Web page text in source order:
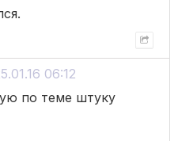
06:12
по теме штуку